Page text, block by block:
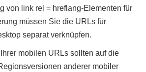
von link rel = hreflang-Elementen für
müssen Sie die URLs für
separat verknüpfen.
mobilen URLs sollten auf die
anderer mobiler